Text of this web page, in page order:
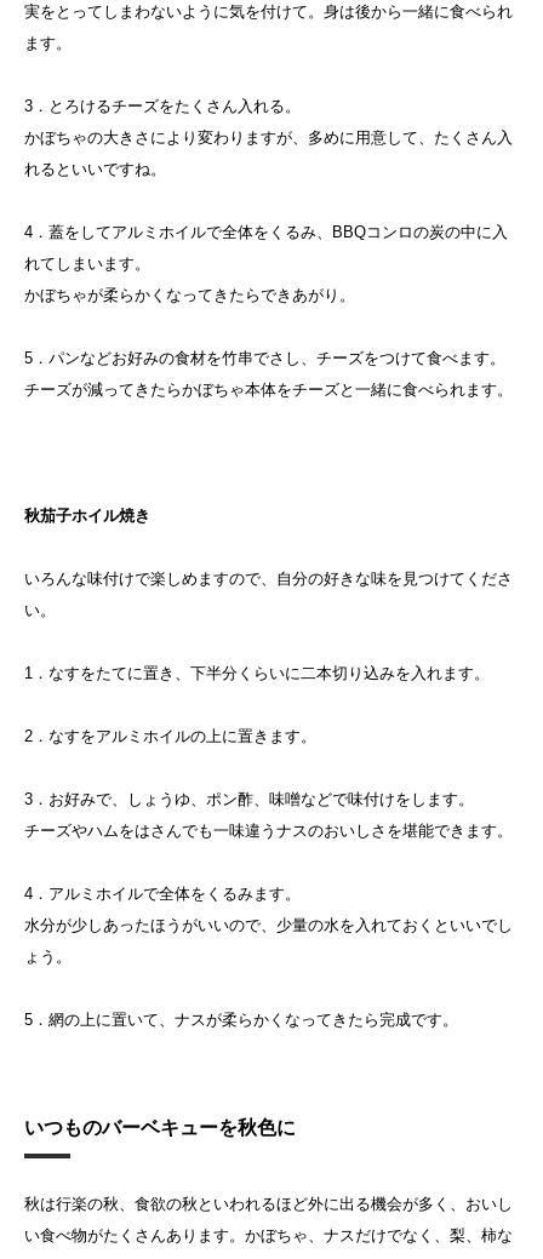
実をとってしまわないように気を付けて。身は後から一緒に食べられ
ます。
3．とろけるチーズをたくさん入れる。
かぼちゃの大きさにより変わりますが、多めに用意して、たくさん入
れるといいですね。
4．蓋をしてアルミホイルで全体をくるみ、BBQコンロの炭の中に入
れてしまいます。
かぼちゃが柔らかくなってきたらできあがり。
5．パンなどお好みの食材を竹串でさし、チーズをつけて食べます。
チーズが減ってきたらかぼちゃ本体をチーズと一緒に食べられます。
秋茄子ホイル焼き
いろんな味付けで楽しめますので、自分の好きな味を見つけてくださ
い。
1．なすをたてに置き、下半分くらいに二本切り込みを入れます。
2．なすをアルミホイルの上に置きます。
3．お好みで、しょうゆ、ポン酢、味噌などで味付けをします。
チーズやハムをはさんでも一味違うナスのおいしさを堪能できます。
4．アルミホイルで全体をくるみます。
水分が少しあったほうがいいので、少量の水を入れておくといいでし
ょう。
5．網の上に置いて、ナスが柔らかくなってきたら完成です。
いつものバーベキューを秋色に
秋は行楽の秋、食欲の秋といわれるほど外に出る機会が多く、おいし
い食べ物がたくさんあります。かぼちゃ、ナスだけでなく、梨、柿な